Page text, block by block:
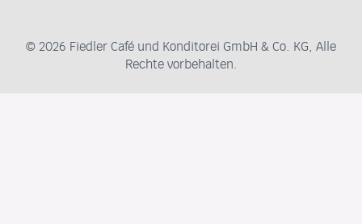
© 2026 Fiedler Café und Konditorei GmbH & Co. KG, Alle
Rechte vorbehalten.